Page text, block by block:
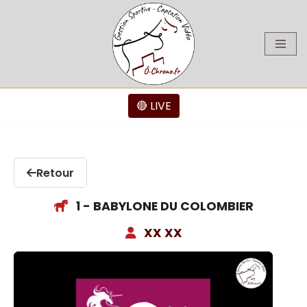
🔴 LIVE
Retour
1 - BABYLONE DU COLOMBIER
XX XX